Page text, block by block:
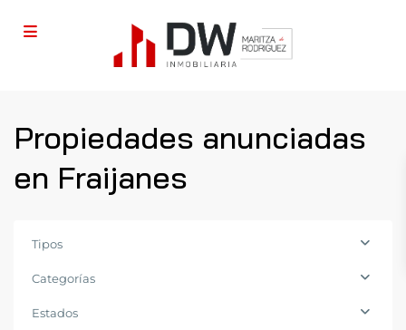
Propiedades anunciadas
en Fraijanes
Tipos
Categorías
Estados